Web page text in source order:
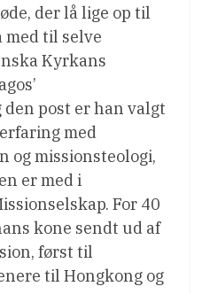
der lå lige op til
med til selve
Kyrkans
post er han valgt
med
og missionsteologi,
er med i
For 40
kone sendt ud af
først til
til Hongkong og